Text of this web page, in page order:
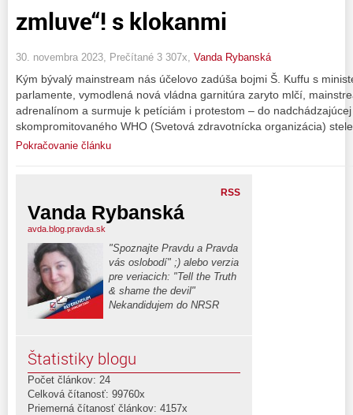
zmluve“! s klokanmi
30. novembra 2023, Prečítané 3 307x, Vanda Rybanská
Kým bývalý mainstream nás účelovo zadúša bojmi Š. Kuffu s
parlamente, vymodlená nová vládna garnitúra zaryto mlčí,
adrenalínom a surmuje k petíciám i protestom – do
skompromitovaného WHO (Svetová zdravotnícka organizácia)
Pokračovanie článku
RSS
Vanda Rybanská
avda.blog.pravda.sk
"Spoznajte Pravdu a Pravda
vás oslobodí" ;) alebo verzia
pre veriacich: "Tell the Truth
& shame the devil"
Nekandidujem do NRSR
Štatistiky blogu
Počet článkov: 24
Celková čítanosť: 99760x
Priemerná čítanosť článkov: 4157x